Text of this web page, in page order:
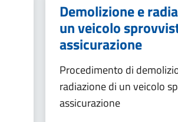
Demolizione e
un veicolo
assicurazione
Procedimento di
radiazione di un veicolo
assicurazione